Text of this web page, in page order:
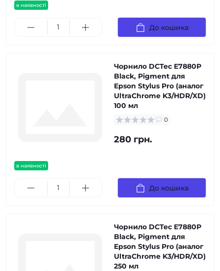
в наявності
До кошика
в наявності
Чорнило DCTec E7880P
Black, Pigment для
Epson Stylus Pro (аналог
UltraChrome K3/HDR/XD)
100 мл
0
280 грн.
До кошика
Чорнило DCTec E7880P
Black, Pigment для
Epson Stylus Pro (аналог
UltraChrome K3/HDR/XD)
250 мл